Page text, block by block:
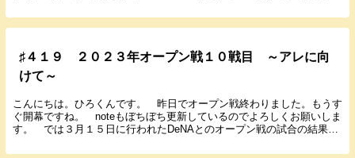
♯４１９ ２０２３年オープン戦１０戦目 ～アレに向
けて～
こんにちは。ひろくんです。 昨日でオープン戦終わりました。もうす
ぐ開幕ですね。 noteもぼちぼち更新しているのでよろしくお願いしま
す。 では３月１５日に行われたDeNAとのオープン戦の試合の結果と